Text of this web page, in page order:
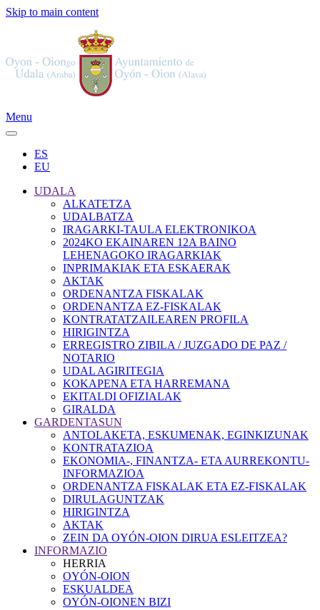
Skip to main content
Menu
ES
EU
UDALA
ALKATETZA
UDALBATZA
IRAGARKI-TAULA ELEKTRONIKOA
2024KO EKAINAREN 12A BAINO
LEHENAGOKO IRAGARKIAK
INPRIMAKIAK ETA ESKAERAK
AKTAK
ORDENANTZA FISKALAK
ORDENANTZA EZ-FISKALAK
KONTRATATZAILEAREN PROFILA
HIRIGINTZA
ERREGISTRO ZIBILA / JUZGADO DE PAZ /
NOTARIO
UDAL AGIRITEGIA
KOKAPENA ETA HARREMANA
EKITALDI OFIZIALAK
GIRALDA
GARDENTASUN
ANTOLAKETA, ESKUMENAK, EGINKIZUNAK
KONTRATAZIOA
EKONOMIA-, FINANTZA- ETA AURREKONTU-
INFORMAZIOA
ORDENANTZA FISKALAK ETA EZ-FISKALAK
DIRULAGUNTZAK
HIRIGINTZA
AKTAK
ZEIN DA OYÓN-OION DIRUA ESLEITZEA?
INFORMAZIO
HERRIA
OYÓN-OION
ESKUALDEA
OYÓN-OIONEN BIZI